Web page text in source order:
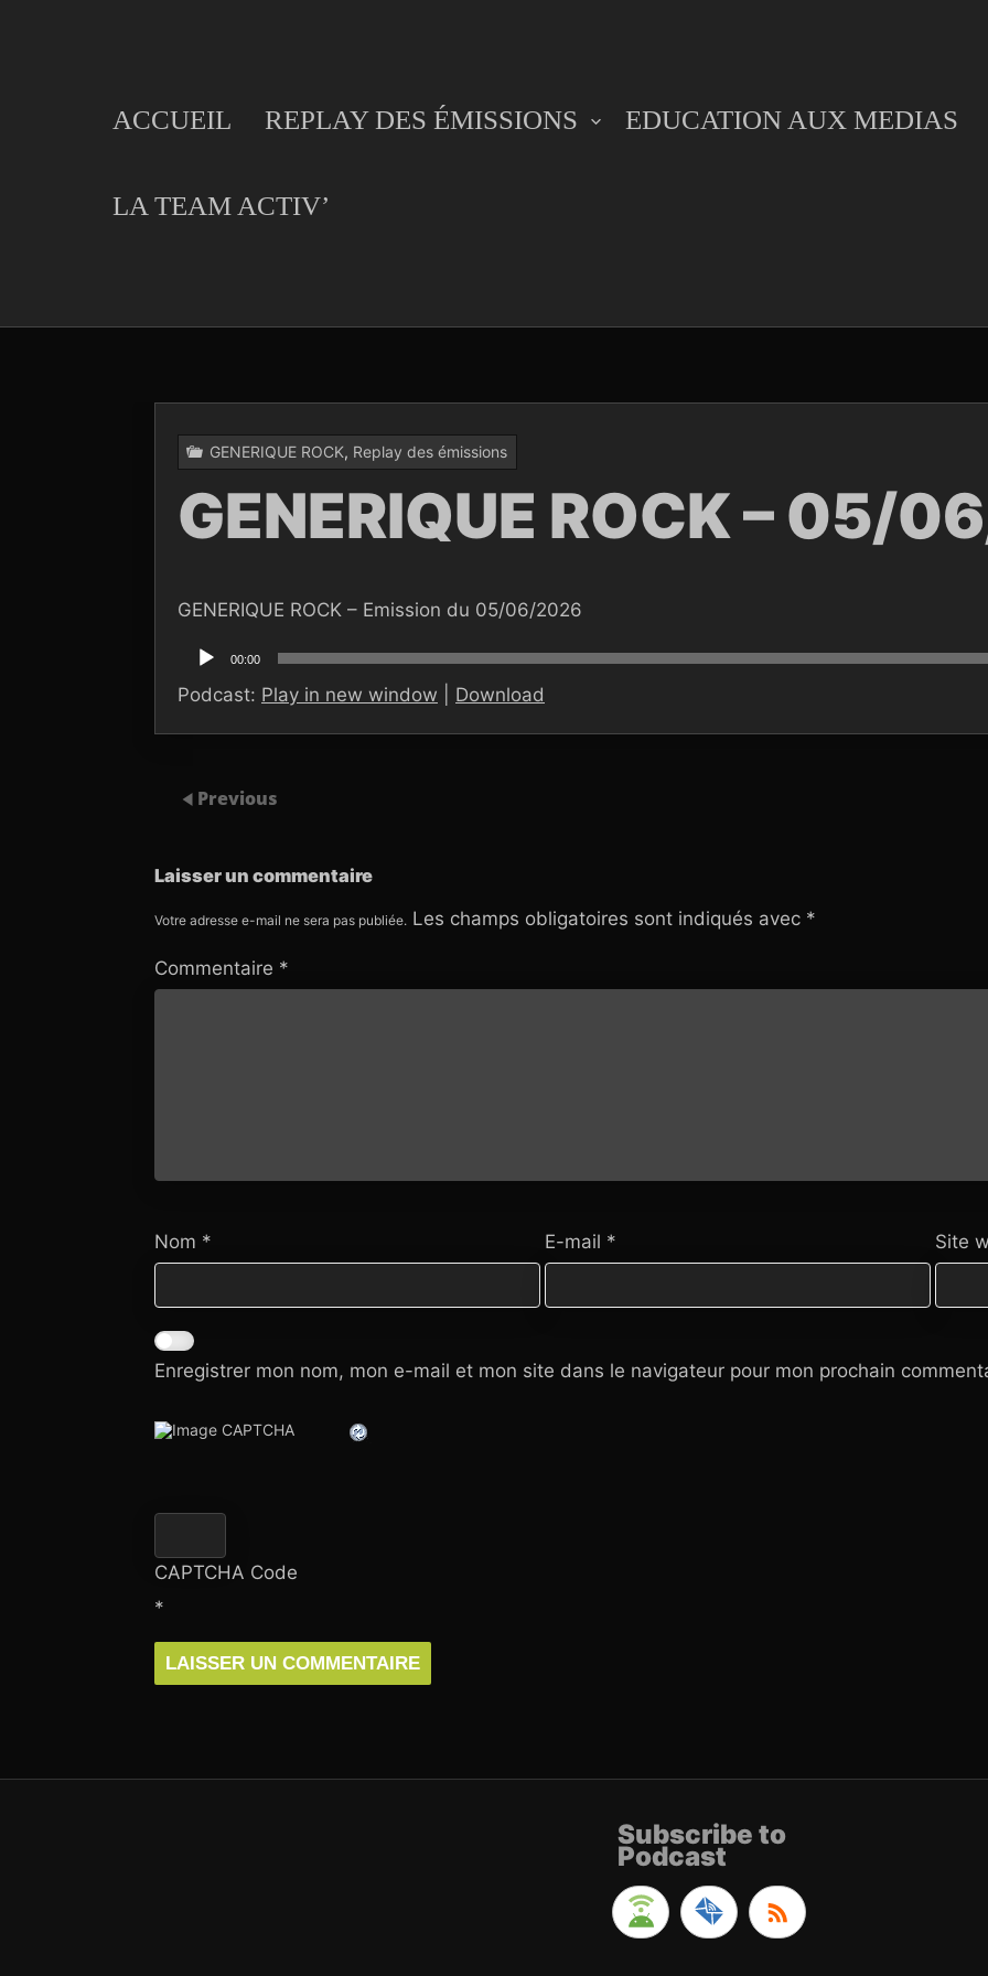
ACCUEIL REPLAY DES ÉMISSIONS EDUCATION AUX MEDIAS
LA TEAM ACTIV’
GENERIQUE ROCK, Replay des émissions
GENERIQUE ROCK – 05/
GENERIQUE ROCK – Emission du 05/06/2026
audio
00:00
Podcast: Play in new window Download
Previous
Laisser un commentaire
Votre adresse e-mail ne sera pas publiée. Les champs obligatoires sont indiqués avec *
Commentaire *
Nom * E-mail * Site
Enregistrer mon nom, mon e-mail et mon site dans le navigateur pour mon prochain
CAPTCHA Code
*
Subscribe to
Podcast